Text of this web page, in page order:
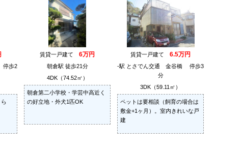
停歩2
賃貸一戸建て 6万円
朝倉駅 徒歩21分
4DK（74.52㎡）
朝倉第二小学校・学芸中高近く
の好立地・外犬1匹OK
賃貸一戸建て 6.5万円
-駅 とさでん交通 金谷橋 停歩3
分
3DK（59.11㎡）
ペットは要相談（飼育の場合は
敷金+1ヶ月）。室内きれいな戸
建